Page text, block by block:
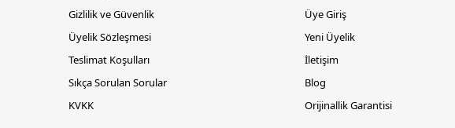
Gizlilik ve Güvenlik
Üyelik Sözleşmesi
Teslimat Koşulları
Sıkça Sorulan Sorular
KVKK
Üye Giriş
Yeni Üyelik
İletişim
Blog
Orijinallik Garantisi